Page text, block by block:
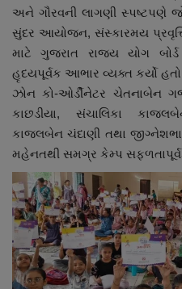
અને ગૌરવની લાગણી સ્પષ્ટપણે
સુંદર આયોજન, સંસ્કારમય
માટે ગુજરાત રાજ્ય યોગ
હૃદયપૂર્વક આભાર વ્યક્ત કર્યો
ઝોન કો-ઓર્ડીનેટર ચેતનાબેન
કાછડીયા, સંચાલિકા
કાજલબેન ચંદાણી તથા
મહેનતથી સમગ્ર કેમ્પ